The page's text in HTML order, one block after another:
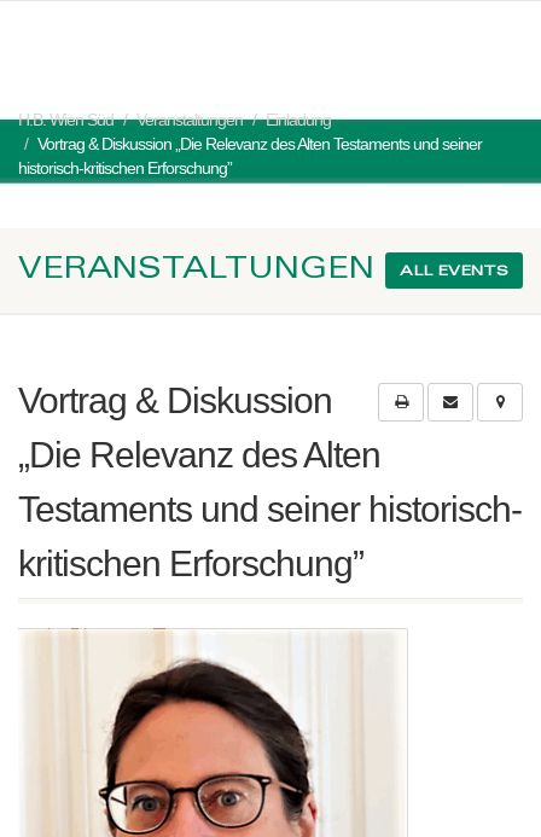
H.B. Wien Süd Veranstaltungen
Einladung
Vortrag & Diskussion „Die Relevanz des Alten Testaments und seiner
historisch-kritischen Erforschung”
VERANSTALTUNGEN ALL EVENTS
Vortrag & Diskussion
„Die Relevanz des Alten
Testaments und seiner historisch-
kritischen Erforschung”